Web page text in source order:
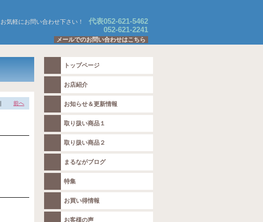
お気軽にお問い合わせ下さい！
代表052-621-5462
052-621-2241
メールでのお問い合わせはこちら
｜ 前へ
トップページ
お店紹介
お知らせ＆更新情報
取り扱い商品１
取り扱い商品２
まるながブログ
特集
お買い得情報
お客様の声